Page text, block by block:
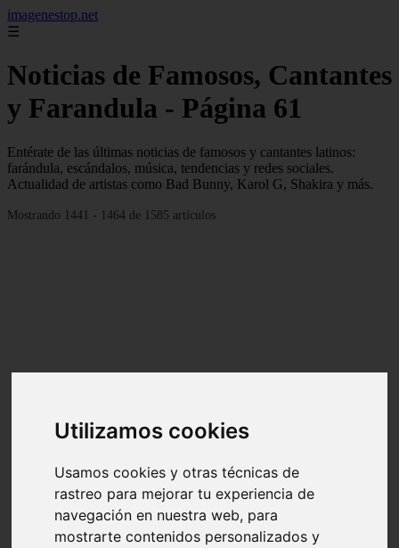
Utilizamos cookies
Usamos cookies y otras técnicas de
rastreo para mejorar tu experiencia de
navegación en nuestra web, para
mostrarte contenidos personalizados y
imagenestop.net
☰
Noticias de Famosos, Cantantes
y Farandula - Página 61
Entérate de las últimas noticias de famosos y cantantes latinos:
farándula, escándalos, música, tendencias y redes sociales.
Actualidad de artistas como Bad Bunny, Karol G, Shakira y más.
Mostrando 1441 - 1464 de 1585 artículos